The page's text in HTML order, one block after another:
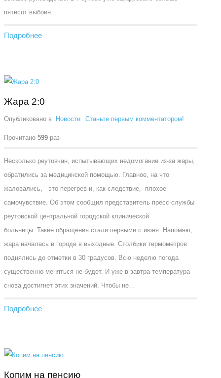
пятисот выбоин.…
Подробнее
Жара 2:0
Опубликовано в Новости Станьте первым комментатором!
Прочитано 599 раз
Несколько реутовчан, испытывающих недомогание из-за жары,
обратились за медицинской помощью. Главное, на что
жаловались, - это перегрев и, как следствие, плохое
самочувствие. Об этом сообщил представитель пресс-службы
реутовской центральной городской клинической
больницы. Такие обращения стали первыми с июня. Напомню,
жара началась в городе в выходные. Столбики термометров
поднялись до отметки в 30 градусов. Всю неделю погода
существенно меняться не будет. И уже в завтра температура
снова достигнет этих значений. Чтобы не…
Подробнее
Копим на пенсию